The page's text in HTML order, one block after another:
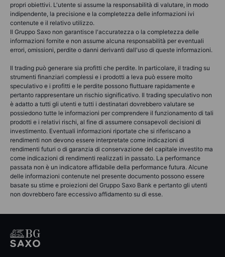
propri obiettivi. L'utente si assume la responsabilità di valutare, in modo
indipendente, la precisione e la completezza delle informazioni ivi
contenute e il relativo utilizzo.
Il Gruppo Saxo non garantisce l'accuratezza o la completezza delle
informazioni fornite e non assume alcuna responsabilità per eventuali
errori, omissioni, perdite o danni derivanti dall'uso di queste informazioni.
Il trading può generare sia profitti che perdite. In particolare, il trading su
strumenti finanziari complessi e i prodotti a leva può essere molto
speculativo e i profitti e le perdite possono fluttuare rapidamente e
pertanto rappresentare un rischio significativo. Il trading speculativo non
è adatto a tutti gli utenti e tutti i destinatari dovrebbero valutare se
possiedono tutte le informazioni per comprendere il funzionamento di tali
prodotti e i relativi rischi, al fine di assumere consapevoli decisioni di
investimento. Eventuali informazioni riportate che si riferiscano a
rendimenti non devono essere interpretate come indicazioni di
rendimenti futuri o di garanzia di conservazione del capitale investito ma
come indicazioni di rendimenti realizzati in passato. La performance
passata non è un indicatore affidabile della performance futura. Alcune
delle informazioni contenute nel presente documento possono essere
basate su stime e proiezioni del Gruppo Saxo Bank e pertanto gli utenti
non dovrebbero fare eccessivo affidamento su di esse.